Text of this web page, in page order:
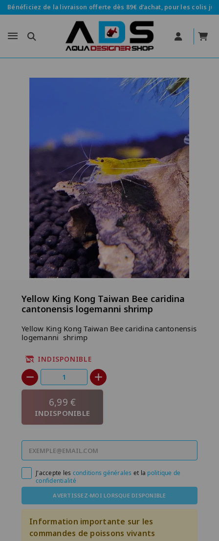
Bénéficiez de la livraison offerte dès 89€ d’achat, pour les colis
Yellow King Kong Taiwan Bee caridina
cantonensis logemanni shrimp
Yellow King Kong Taiwan Bee caridina cantonensis
logemanni shrimp
INDISPONIBLE
6,99 €
INDISPONIBLE
J'accepte les conditions générales et la politique de
confidentialité
AVERTISSEZ-MOI LORSQUE DISPONIBLE
Information importante sur les
commandes de poissons vivants